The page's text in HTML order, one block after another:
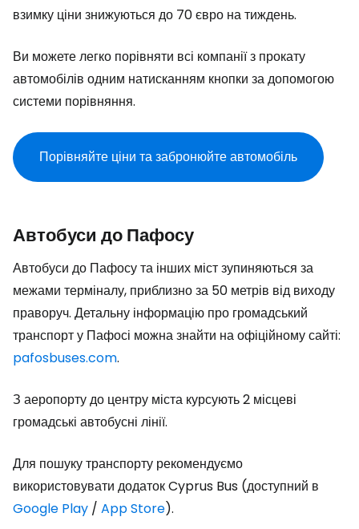
взимку ціни знижуються до 70 євро на тиждень.
Ви можете легко порівняти всі компанії з прокату
автомобілів одним натисканням кнопки за допомогою
системи порівняння.
Порівняйте ціни та забронюйте автомобіль
Автобуси до Пафосу
Автобуси до Пафосу та інших міст зупиняються за
межами терміналу, приблизно за 50 метрів від виходу
праворуч. Детальну інформацію про громадський
транспорт у Пафосі можна знайти на офіційному сайті:
pafosbuses.com.
З аеропорту до центру міста курсують 2 місцеві
громадські автобусні лінії.
Для пошуку транспорту рекомендуємо
використовувати додаток Cyprus Bus (доступний в
Google Play / App Store).